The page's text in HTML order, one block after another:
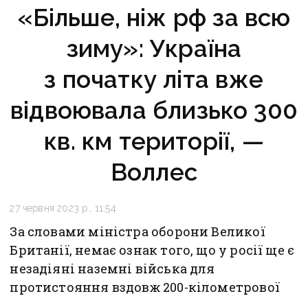
«Більше, ніж рф за всю
зиму»: Україна
з початку літа вже
відвоювала близько 300
кв. км території, —
Воллес
27 червня 2023 р., 11:54
За словами міністра оборони Великої
Британії, немає ознак того, що у росії ще є
незадіяні наземні війська для
протистояння вздовж 200-кілометрової